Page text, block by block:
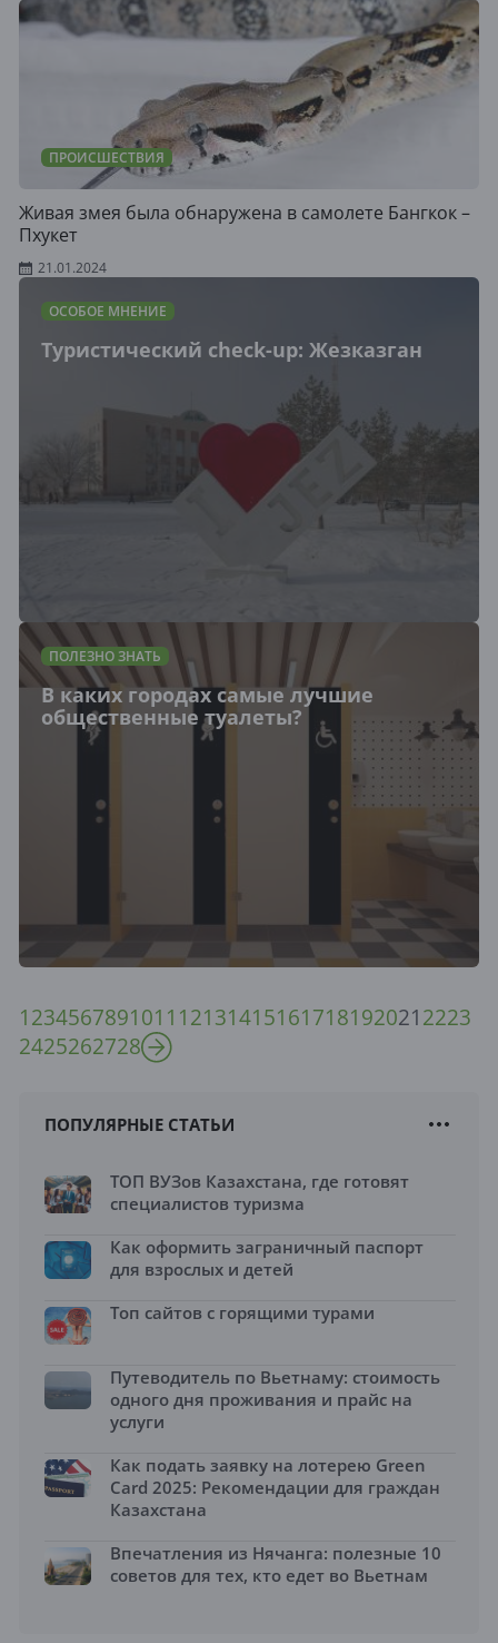
ПРОИСШЕСТВИЯ
Живая змея была обнаружена в самолете Бангкок –
Пхукет
21.01.2024
ОСОБОЕ МНЕНИЕ
Туристический cheсk-up: Жезказган
ПОЛЕЗНО ЗНАТЬ
В каких городах самые лучшие
общественные туалеты?
1234567891011 121314151617181920212223
2425262728
ПОПУЛЯРНЫЕ СТАТЬИ
ТОП ВУЗов Казахстана, где готовят
специалистов туризма
Как оформить заграничный паспорт
для взрослых и детей
Топ сайтов с горящими турами
Путеводитель по Вьетнаму: стоимость
одного дня проживания и прайс на
услуги
Как подать заявку на лотерею Green
Card 2025: Рекомендации для граждан
Казахстана
Впечатления из Нячанга: полезные 10
советов для тех, кто едет во Вьетнам